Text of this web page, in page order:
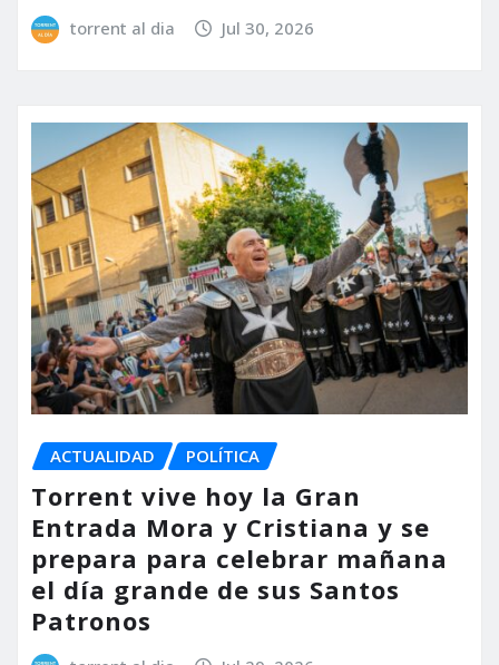
torrent al dia Jul 30, 2026
ACTUALIDAD POLÍTICA
Torrent vive hoy la Gran
Entrada Mora y Cristiana y se
prepara para celebrar mañana
el día grande de sus Santos
Patronos